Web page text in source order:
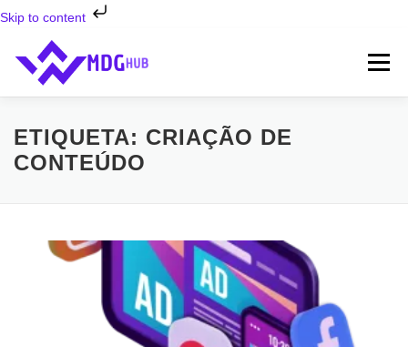
Skip to content
para
conteúdo
Menu
INÍCIO SERVIÇOS ⬇ SOBRE NÓS
ETIQUETA: CRIAÇÃO DE
CONTEÚDO